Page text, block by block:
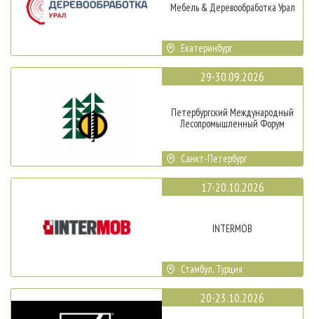
Мебель & Деревообработка Урал
Екатеринбург
29-30.09.2026
Петербургский Международный
Лесопромышленный Форум
Санкт-Петербург
17-20.10.2026
INTERMOB
Стамбул, Турция
20-23.10.2026